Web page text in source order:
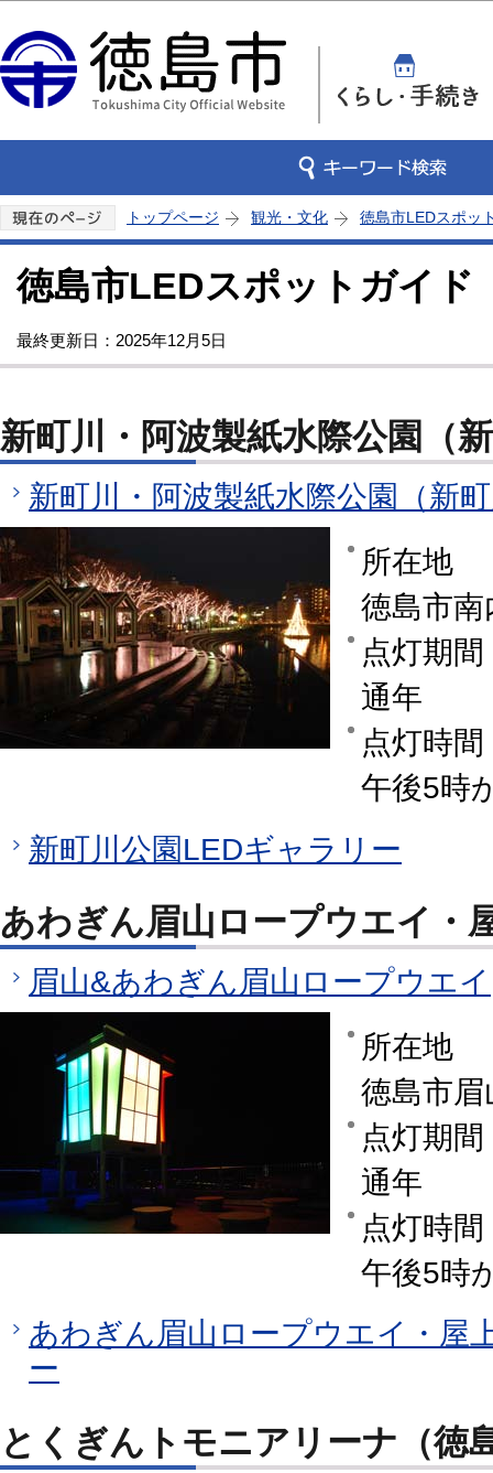
トップページ 観光・文化 徳島市LEDスポッ
徳島市LEDスポットガイド
最終更新日：2025年12月5日
新町川・阿波製紙水際公園（
新町川・阿波製紙水際公園（新
所在地
徳島市
点灯期間
通年
点灯時間
午後5時
新町川公園LEDギャラリー
あわぎん眉山ロープウエイ・
眉山&あわぎん眉山ロープウエイ
所在地
徳島市眉
点灯期間
通年
点灯時間
午後5時
あわぎん眉山ロープウエイ・屋
ー
とくぎんトモニアリーナ（徳